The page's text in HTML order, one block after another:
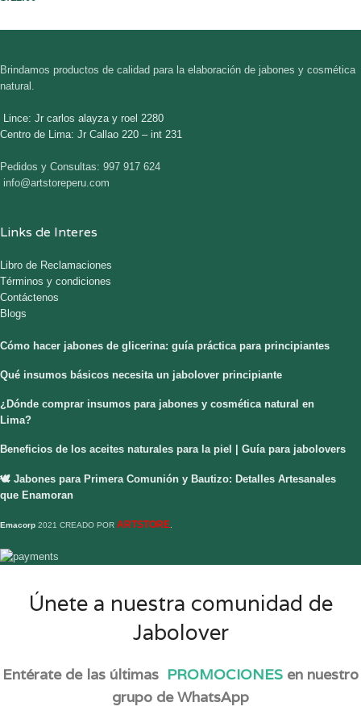
Brindamos productos de calidad para la elaboración de jabones y cosmética
natural.
Lince: Jr carlos alayza y roel 2280
Centro de Lima: Jr Callao 220 – int 231
Pedidos y Consultas: 997 917 624
info@artstoreperu.com
Links de Interes
Libro de Reclamaciones
Términos y condiciones
Contáctenos
Blogs
Cómo hacer jabones de glicerina: guía práctica para principiantes
Qué insumos básicos necesita un jabolover principiante
¿Dónde comprar insumos para jabones y cosmética natural en
Lima?
Beneficios de los aceites naturales para la piel | Guía para jabolovers
🕊️ Jabones para Primera Comunión y Bautizo: Detalles Artesanales
que Enamoran
Emacorp 2021 CREADO POR ARTSTORE
Únete a nuestra comunidad de
Jabolover
Entérate de las últimas PROMOCIONES en nuestro
grupo de WhatsApp